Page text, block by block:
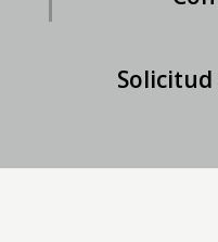
Solicitud